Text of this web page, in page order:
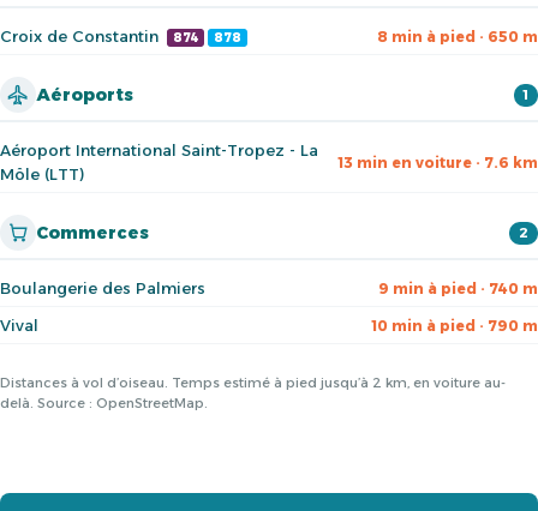
Croix de Constantin 874 878 8 min à pied · 650 m
Aéroports 1
Aéroport International Saint-Tropez - La
Môle (LTT)
13 min en voiture · 7.6 km
Commerces 2
Boulangerie des Palmiers 9 min à pied · 740 m
Vival 10 min à pied · 790 m
Distances à vol d’oiseau. Temps estimé à pied jusqu’à 2 km, en voiture au-
delà. Source : OpenStreetMap.